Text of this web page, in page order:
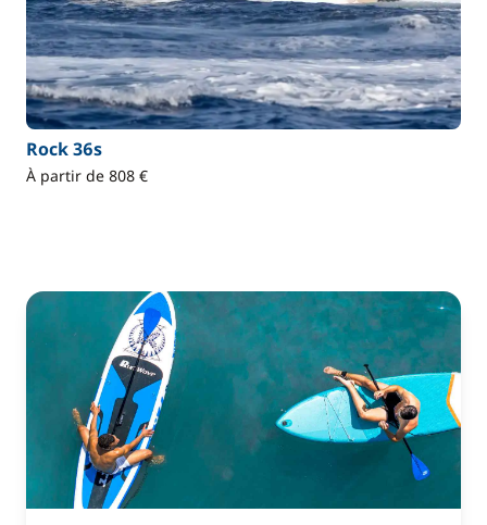
Rock 36s
À partir de 808 €